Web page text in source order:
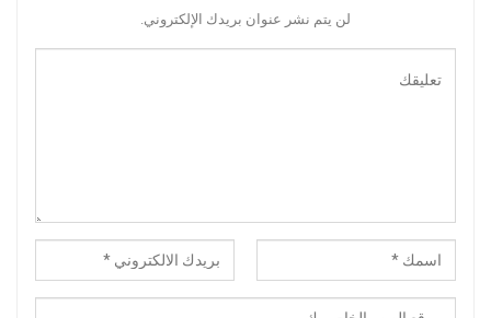
لن يتم نشر عنوان بريدك الإلكتروني.